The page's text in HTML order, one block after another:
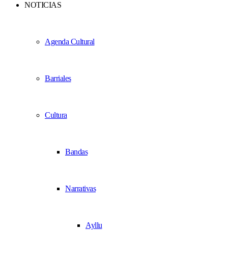
NOTICIAS
Agenda Cultural
Barriales
Cultura
Bandas
Narrativas
Ayllu